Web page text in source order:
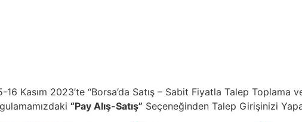
16 Kasım 2023’te “Borsa’da Satış – Sabit Fiyatla Talep Toplama
“Pay Alış-Satış” Seçeneğinden Talep Girişinizi